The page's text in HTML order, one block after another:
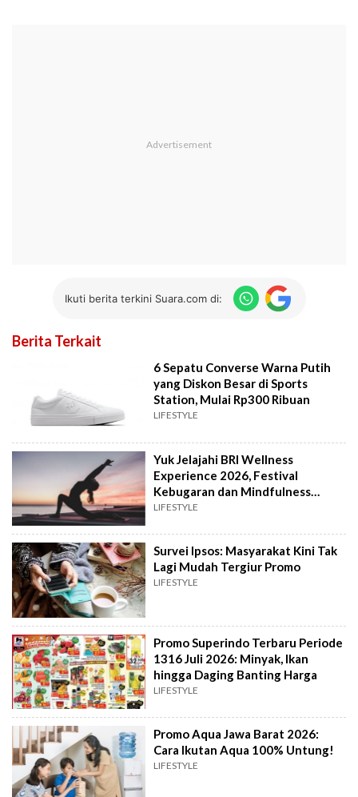
Ikuti berita terkini Suara.com di:
Berita Terkait
6 Sepatu Converse Warna Putih
yang Diskon Besar di Sports
Station, Mulai Rp300 Ribuan
LIFESTYLE
Yuk Jelajahi BRI Wellness
Experience 2026, Festival
Kebugaran dan Mindfulness
Premium di Jakarta
LIFESTYLE
Survei Ipsos: Masyarakat Kini Tak
Lagi Mudah Tergiur Promo
LIFESTYLE
Promo Superindo Terbaru Periode
1316 Juli 2026: Minyak, Ikan
hingga Daging Banting Harga
LIFESTYLE
Promo Aqua Jawa Barat 2026:
Cara Ikutan Aqua 100% Untung!
LIFESTYLE